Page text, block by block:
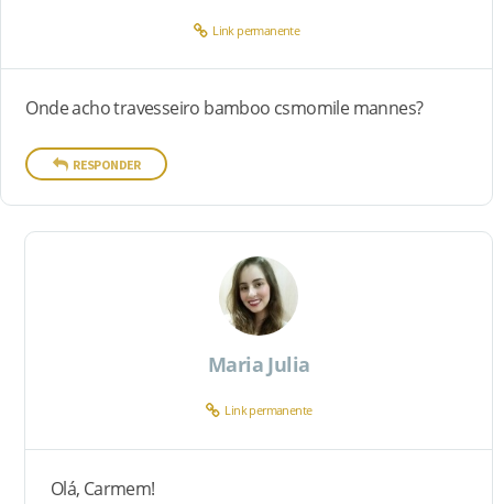
Link permanente
Onde acho travesseiro bamboo csmomile mannes?
RESPONDER
Maria Julia
Link permanente
Olá, Carmem!